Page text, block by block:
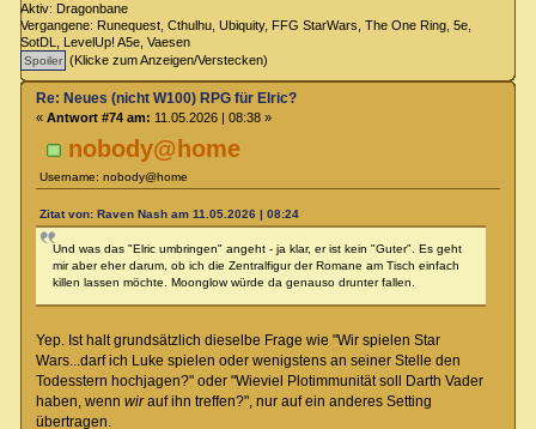
Aktiv: Dragonbane
Vergangene: Runequest, Cthulhu, Ubiquity, FFG StarWars, The One Ring, 5e,
SotDL, LevelUp! A5e, Vaesen
(Klicke zum Anzeigen/Verstecken)
nobody@home
Username: nobody@home
Re: Neues (nicht W100) RPG für Elric?
« Antwort #74 am: 11.05.2026 | 08:38 »
Zitat von: Raven Nash am 11.05.2026 | 08:24
Und was das "Elric umbringen" angeht - ja klar, er ist kein "Guter". Es geht
mir aber eher darum, ob ich die Zentralfigur der Romane am Tisch einfach
killen lassen möchte. Moonglow würde da genauso drunter fallen.
Yep. Ist halt grundsätzlich dieselbe Frage wie "Wir spielen Star
Wars...darf ich Luke spielen oder wenigstens an seiner Stelle den
Todesstern hochjagen?" oder "Wieviel Plotimmunität soll Darth Vader
haben, wenn wirauf ihn treffen?", nur auf ein anderes Setting
übertragen.